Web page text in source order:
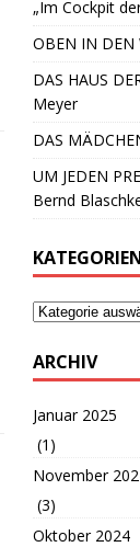
„Im Cockpit
OBEN IN
DAS HAUS
Meyer
DAS
UM JEDEN
Bernd
ARCHIV
Januar 2025
(1)
November
(3)
Oktober 2024